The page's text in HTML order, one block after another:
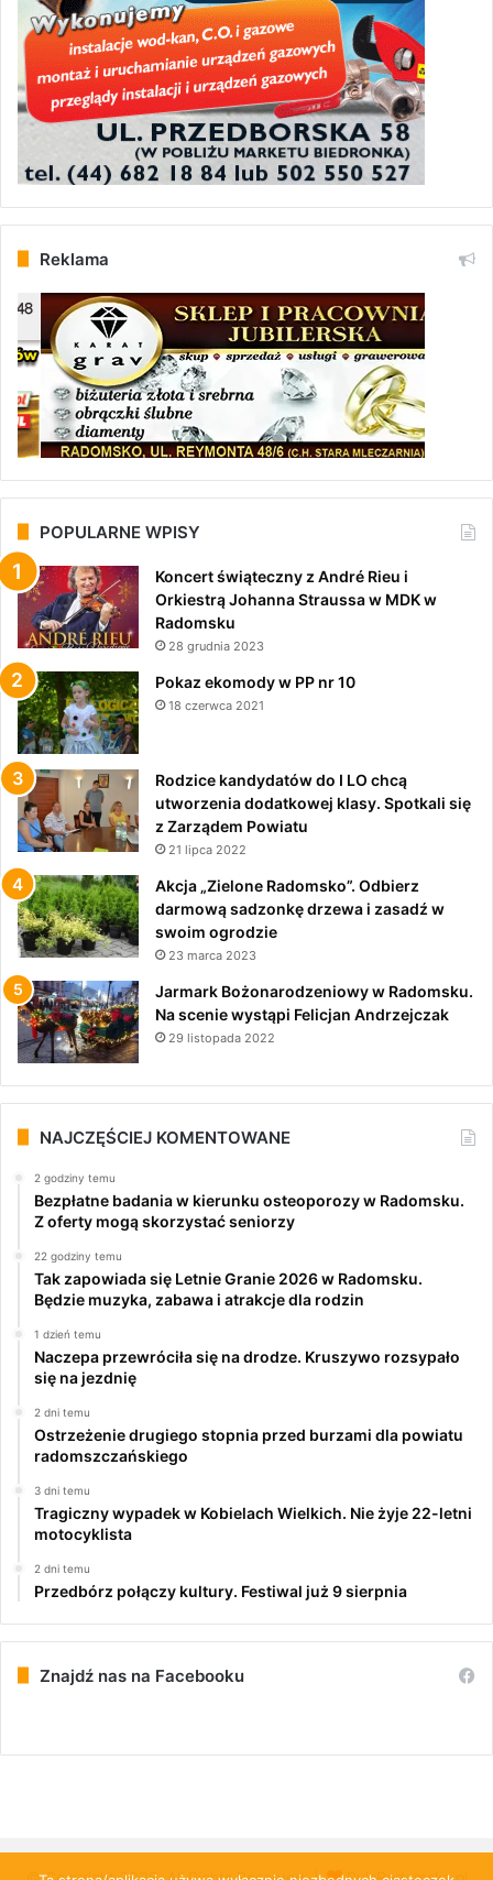
Reklama
POPULARNE WPISY
Koncert świąteczny z André Rieu i
Orkiestrą Johanna Straussa w MDK w
Radomsku
28 grudnia 2023
Pokaz ekomody w PP nr 10
18 czerwca 2021
Rodzice kandydatów do I LO chcą
utworzenia dodatkowej klasy. Spotkali się
z Zarządem Powiatu
21 lipca 2022
Akcja „Zielone Radomsko”. Odbierz
darmową sadzonkę drzewa i zasadź w
swoim ogrodzie
23 marca 2023
Jarmark Bożonarodzeniowy w Radomsku.
Na scenie wystąpi Felicjan Andrzejczak
29 listopada 2022
NAJCZĘŚCIEJ KOMENTOWANE
2 godziny temu
Bezpłatne badania w kierunku osteoporozy w Radomsku.
Z oferty mogą skorzystać seniorzy
22 godziny temu
Tak zapowiada się Letnie Granie 2026 w Radomsku.
Będzie muzyka, zabawa i atrakcje dla rodzin
1 dzień temu
Naczepa przewróciła się na drodze. Kruszywo rozsypało
się na jezdnię
2 dni temu
Ostrzeżenie drugiego stopnia przed burzami dla powiatu
radomszczańskiego
3 dni temu
Tragiczny wypadek w Kobielach Wielkich. Nie żyje 22-letni
motocyklista
2 dni temu
Przedbórz połączy kultury. Festiwal już 9 sierpnia
Znajdź nas na Facebooku